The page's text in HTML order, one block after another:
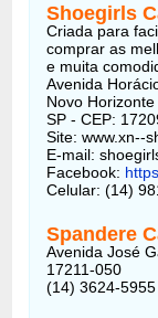
Shoegirls
Criada para
comprar as
e muita
Avenida
Novo
SP - CEP:
Site: www.xn--
E-mail:
Facebook:
Celular: (14)
Spandere
Avenida José
17211-050
(14) 3624-5955